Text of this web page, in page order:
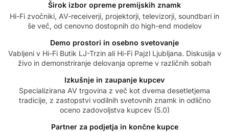
Širok izbor opreme premijskih znamk
Hi-Fi zvočniki, AV-receiverji, projektorji, televizorji, soundbari in
še več, od cenovno dostopnih do high-end modelov
Demo prostori in osebno svetovanje
Vabljeni v Hi-Fi Butik LJ-Trzin ali Hi-Fi Pajzl Ljubljana. Diskusija v
živo in demonstriranje delovanja opreme v različnih sobah
Izkušnje in zaupanje kupcev
Specializirana AV trgovina z več kot dvema desetletjema
tradicije, z zastopstvi vodilnih svetovnih znamk in odlično
oceno zadovoljstva kupcev (5.0)
Partner za podjetja in končne kupce